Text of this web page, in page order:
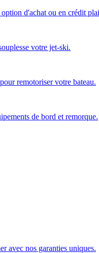
d'achat ou en crédit
votre jet-ski.
remotoriser votre bateau.
de bord et remorque.
avec nos garanties uniques.